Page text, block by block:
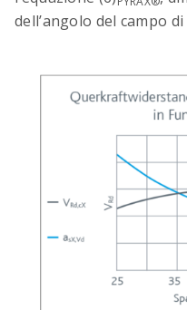
dell’angolo del campo